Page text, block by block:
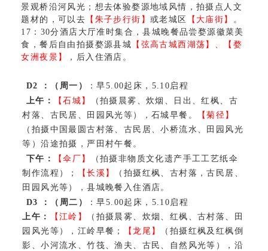
景观桥沿河风光；想去体验婺源地域风情，拍摄点人文
题材的，可以去 【朱子步行街】或老城区 【大庙街】 。
17：30分酒店大厅准时集合，县城晚餐品尝婺源徽菜美
食，餐后自由拍摄婺源县城 【弦高古城西湖荡】、
【婺
女洲夜景】
，后入住酒店。
D2 ： （周一）
：早5.00起床，5.10启程
上午：
【石城】
（拍摄晨雾、炊烟、日出、红枫、古
村落、古民居、田园风光等），石城早餐。
【菊径】
（拍摄中国最圆古村落、古民居、小桥流水、田园风光
等）沿途拍摄，严田村午餐。
下午：
【伞厂】
（拍摄非物质文化遗产手工工艺纸伞
制作流程）；
【长溪】
（拍摄红枫、古村落，古民居、
田园风光等），县城晚餐入住酒店。
D3
：（周二）
：早5.00起床，5.10启程
上午：
【江岭】
（拍摄晨雾、炊烟、红枫、古村落、田
园风光等），江岭早餐；
【龙尾】
（拍摄红枫及红枫倒
影、小河流水、竹筏、渔夫、古民、自然风光等），沿